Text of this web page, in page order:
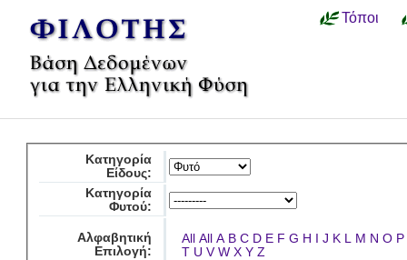
Τόποι
Κατηγορία
Είδους:
Κατηγορία
Φυτού:
Αλφαβητική
Επιλογή:
All All A B C D E F G H I J K L M N O P
T U V W X Y Z